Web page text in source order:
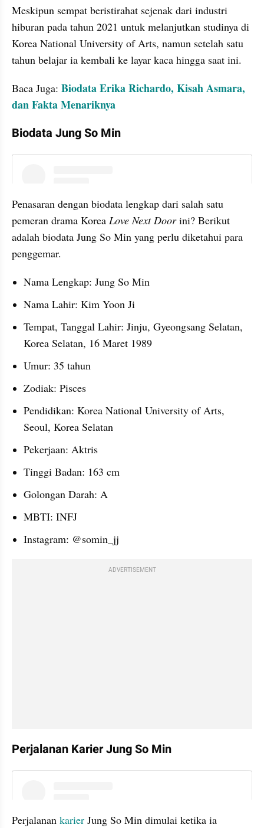
Meskipun sempat beristirahat sejenak dari industri
hiburan pada tahun 2021 untuk melanjutkan studinya di
Korea National University of Arts, namun setelah satu
tahun belajar ia kembali ke layar kaca hingga saat ini.
Baca Juga: Biodata Erika Richardo, Kisah Asmara,
dan Fakta Menariknya
Biodata Jung So Min
Penasaran dengan biodata lengkap dari salah satu
pemeran drama Korea Love Next Door ini? Berikut
adalah biodata Jung So Min yang perlu diketahui para
penggemar.
Nama Lengkap: Jung So Min
Nama Lahir: Kim Yoon Ji
Tempat, Tanggal Lahir: Jinju, Gyeongsang Selatan,
Korea Selatan, 16 Maret 1989
Umur: 35 tahun
Zodiak: Pisces
Pendidikan: Korea National University of Arts,
Seoul, Korea Selatan
Pekerjaan: Aktris
Tinggi Badan: 163 cm
Golongan Darah: A
MBTI: INFJ
Instagram: @somin_jj
ADVERTISEMENT
Perjalanan Karier Jung So Min
Perjalanan karier Jung So Min dimulai ketika ia